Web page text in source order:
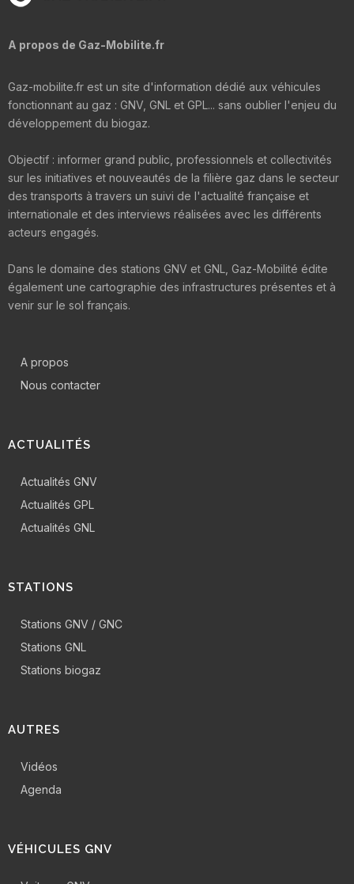
A propos de Gaz-Mobilite.fr
Gaz-mobilite.fr est un site d'information dédié aux véhicules
fonctionnant au gaz : GNV, GNL et GPL... sans oublier l'enjeu du
développement du biogaz.
Objectif : informer grand public, professionnels et collectivités
sur les initiatives et nouveautés de la filière gaz dans le secteur
des transports à travers un suivi de l'actualité française et
internationale et des interviews réalisées avec les différents
acteurs engagés.
Dans le domaine des stations GNV et GNL, Gaz-Mobilité édite
également une cartographie des infrastructures présentes et à
venir sur le sol français.
A propos
Nous contacter
ACTUALITÉS
Actualités GNV
Actualités GPL
Actualités GNL
STATIONS
Stations GNV / GNC
Stations GNL
Stations biogaz
AUTRES
Vidéos
Agenda
VÉHICULES GNV